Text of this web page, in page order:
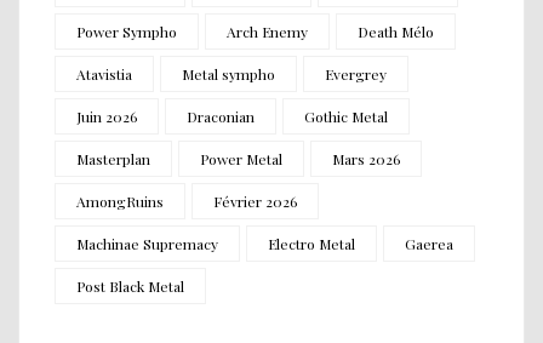
Power Sympho Arch Enemy Death Mélo
Atavistia Metal sympho Evergrey
Juin 2026 Draconian Gothic Metal
Masterplan Power Metal Mars 2026
AmongRuins Février 2026
Machinae Supremacy Electro Metal Gaerea
Post Black Metal